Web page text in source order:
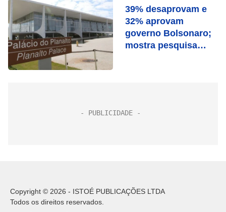
39% desaprovam e
32% aprovam
governo Bolsonaro;
mostra pesquisa
Copyright © 2026 - ISTOÉ PUBLICAÇÕES LTDA
Todos os direitos reservados.